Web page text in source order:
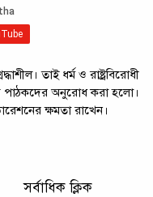
তাই ধর্ম ও রাষ্ট্রবিরোধী
পাঠকদের অনুরোধ করা হলো।
ক্ষমতা রাখেন।
সর্বাধিক ক্লিক